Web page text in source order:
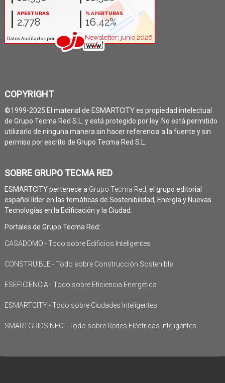
COPYRIGHT
©1999-2025 El material de ESMARTCITY es propiedad intelectual
de Grupo Tecma Red S.L. y está protegido por ley. No está permitido
utilizarlo de ninguna manera sin hacer referencia a la fuente y sin
permiso por escrito de Grupo Tecma Red S.L.
SOBRE GRUPO TECMA RED
ESMARTCITY pertenece a Grupo Tecma Red, el grupo editorial
español líder en las temáticas de Sostenibilidad, Energía y Nuevas
Tecnologías en la Edificación y la Ciudad.
Portales de Grupo Tecma Red:
CASADOMO - Todo sobre Edificios Inteligentes
CONSTRUIBLE - Todo sobre Construcción Sostenible
ESEFICIENCIA - Todo sobre Eficiencia Energética
ESMARTCITY - Todo sobre Ciudades Inteligentes
SMARTGRIDSINFO - Todo sobre Redes Eléctricas Inteligentes